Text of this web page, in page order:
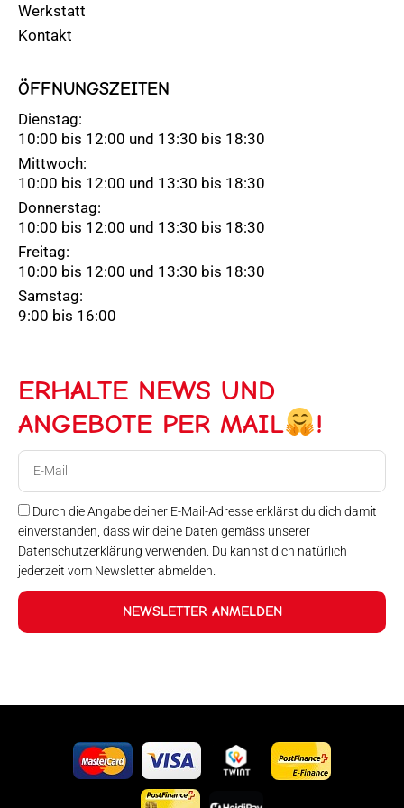
Werkstatt
Kontakt
ÖFFNUNGSZEITEN
Dienstag:
10:00 bis 12:00 und 13:30 bis 18:30
Mittwoch:
10:00 bis 12:00 und 13:30 bis 18:30
Donnerstag:
10:00 bis 12:00 und 13:30 bis 18:30
Freitag:
10:00 bis 12:00 und 13:30 bis 18:30
Samstag:
9:00 bis 16:00
ERHALTE NEWS UND
ANGEBOTE PER MAIL
!
Durch die Angabe deiner E-Mail-Adresse erklärst du dich damit
einverstanden, dass wir deine Daten gemäss unserer
Datenschutzerklärung verwenden. Du kannst dich natürlich
jederzeit vom Newsletter abmelden.
NEWSLETTER ANMELDEN